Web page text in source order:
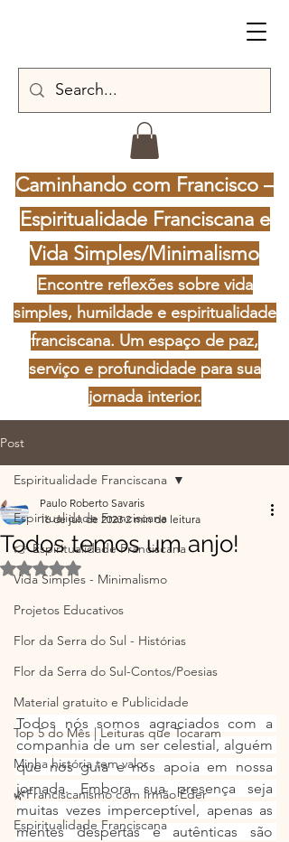
Caminhando com Francisco –
Espiritualidade Franciscana e
Vida Simples/Minimalismo
Encontre reflexões sobre vida
simples, humildade e espiritualidade
franciscana. Um espaço de paz,
serviço e profundidade para sua
jornada interior.
Post
Espiritualidade Franciscana
👉 Espiritualidade Franciscana
Vida Simples - Minimalismo
Projetos Educativos
Flor da Serra do Sul - Histórias
Flor da Serra do Sul-Contos/Poesias
Material gratuito e Publicidade
Top 5 do Mês | Leituras que Tocaram
Minha história tem valor
🌿Franciscanismo com Irmão Éder
Espiritualidade Franciscana
Espiritualidade Franciscana
Todos temos um anjo!
Paulo Roberto Savaris
16 de jul. de 2023 2 min de leitura
Avaliado com NaN de 5 estrelas.
Todos nós somos agraciados com a
companhia de um ser celestial, alguém
que nos guia e nos apoia em nossa
jornada. Embora sua presença seja
muitas vezes imperceptível, apenas as
mentes despertas e autênticas são